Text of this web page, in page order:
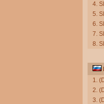
4.
5.
6.
7.
8.
1.
2.
3.